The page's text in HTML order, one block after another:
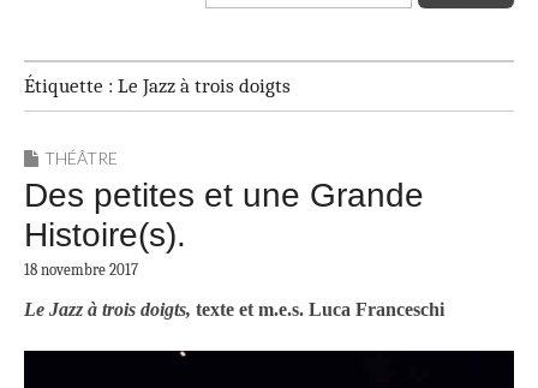
Étiquette : Le Jazz à trois doigts
THÉÂTRE
Des petites et une Grande
Histoire(s).
18 novembre 2017
Le Jazz à trois doigts, texte et m.e.s. Luca Franceschi